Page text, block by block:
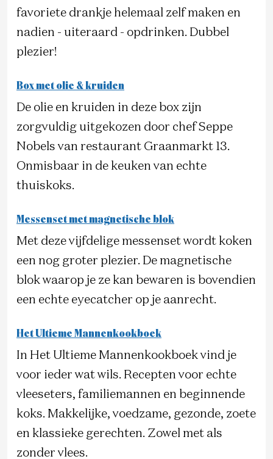
favoriete drankje helemaal zelf maken en
nadien - uiteraard - opdrinken. Dubbel
plezier!
Box met olie & kruiden
De olie en kruiden in deze box zijn
zorgvuldig uitgekozen door chef Seppe
Nobels van restaurant Graanmarkt 13.
Onmisbaar in de keuken van echte
thuiskoks.
Messenset met magnetische blok
Met deze vijfdelige messenset wordt koken
een nog groter plezier. De magnetische
blok waarop je ze kan bewaren is bovendien
een echte eyecatcher op je aanrecht.
Het Ultieme Mannenkookboek
In Het Ultieme Mannenkookboek vind je
voor ieder wat wils. Recepten voor echte
vleeseters, familiemannen en beginnende
koks. Makkelijke, voedzame, gezonde, zoete
en klassieke gerechten. Zowel met als
zonder vlees.